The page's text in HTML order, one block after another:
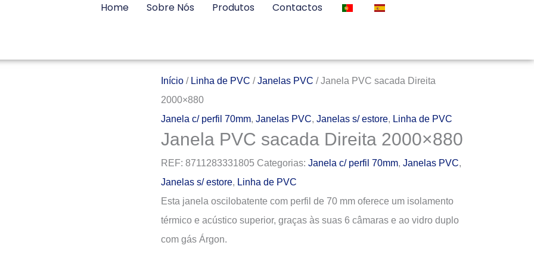
Home Sobre Nós Produtos Contactos
Início/ Linha de PVC /Janelas PVC / Janela PVC sacada Direita
2000×880
Janela c/ perfil 70mm, Janelas PVC, Janelas s/ estore, Linha de PVC
Janela PVC sacada Direita 2000×880
REF: 8711283331805 Categorias: Janela c/ perfil 70mm, Janelas PVC,
Janelas s/ estore, Linha de PVC
Esta janela oscilobatente com perfil de 70 mm oferece um isolamento
térmico e acústico superior, graças às suas 6 câmaras e ao vidro duplo
com gás Árgon.